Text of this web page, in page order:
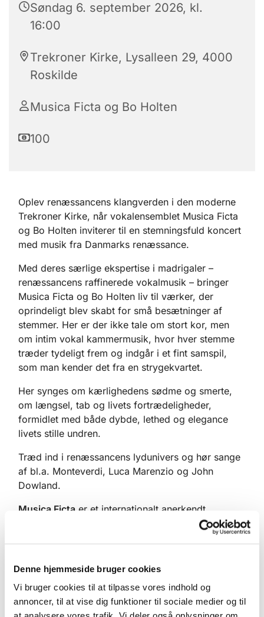
Denne hjemmeside bruger cookies
Vi bruger cookies til at tilpasse vores indhold og
annoncer, til at vise dig funktioner til sociale medier og til
Søndag 6. september 2026, kl.
16:00
Trekroner Kirke, Lysalleen 29, 4000
Roskilde
Musica Ficta og Bo Holten
100
Oplev renæssancens klangverden i den moderne
Trekroner Kirke, når vokalensemblet Musica Ficta
og Bo Holten inviterer til en stemningsfuld koncert
med musik fra Danmarks renæssance.
Med deres særlige ekspertise i madrigaler –
renæssancens raffinerede vokalmusik – bringer
Musica Ficta og Bo Holten liv til værker, der
oprindeligt blev skabt for små besætninger af
stemmer. Her er der ikke tale om stort kor, men
om intim vokal kammermusik, hvor hver stemme
træder tydeligt frem og indgår i et fint samspil,
som man kender det fra en strygekvartet.
Her synges om kærlighedens sødme og smerte,
om længsel, tab og livets fortrædeligheder,
formidlet med både dybde, lethed og elegance
livets stille undren.
Træd ind i renæssancens lydunivers og hør sange
af bl.a. Monteverdi, Luca Marenzio og John
Dowland.
Musica Ficta er et internationalt anerkendt
vokalensemble med base i København, stiftet og
ledet af dirigent og komponist Bo Holten. Den
speciale. Ensemblet griber tilbage til en tid, hvor
for den menneskelige stemme. Musica Fictas
signatur er den fleksible, virtuose ensemblesang,